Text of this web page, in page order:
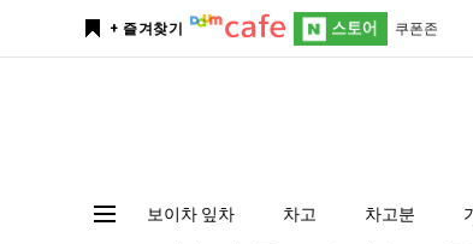
+ 즐겨찾기 쿠폰존
보이차 잎차 차고 차고분